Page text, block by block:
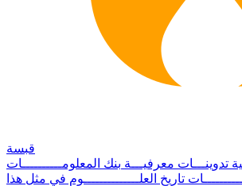
قبسة
تدوينـــات معرفيـــة بنك المعلومــــــــــات
تاريخ العلــــــــــــــوم في مثل هذا